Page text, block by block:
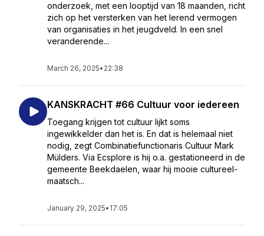
onderzoek, met een looptijd van 18 maanden, richt
zich op het versterken van het lerend vermogen
van organisaties in het jeugdveld. In een snel
veranderende...
March 26, 2025• 22:38
KANSKRACHT #66 Cultuur voor iedereen
Toegang krijgen tot cultuur lijkt soms
ingewikkelder dan het is. En dat is helemaal niet
nodig, zegt Combinatiefunctionaris Cultuur Mark
Mülders. Via Ecsplore is hij o.a. gestationeerd in de
gemeente Beekdaelen, waar hij mooie cultureel-
maatsch...
January 29, 2025• 17:05